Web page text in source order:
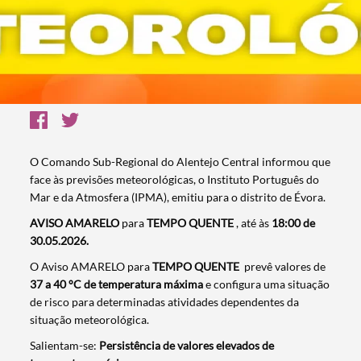
O Comando Sub-Regional do Alentejo Central informou que
face às previsões meteorológicas, o Instituto Português do
Mar e da Atmosfera (IPMA), emitiu para o distrito de Évora.
AVISO AMARELO paraTEMPO QUENTE, até às 18:00 de
30.05.2026.
O Aviso AMARELO paraTEMPO QUENTE prevê valores de
37 a 40 °C de temperatura máximae configura uma situação
de risco para determinadas atividades dependentes da
situação meteorológica.
Salientam-se: Persistência de valores elevados de